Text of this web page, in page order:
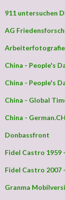
911 untersuchen
AG
Arbeiterfotografie
China - People's
China - People's
China - Global
China -
Donbassfront
Fidel Castro 1959
Fidel Castro 2007
Granma